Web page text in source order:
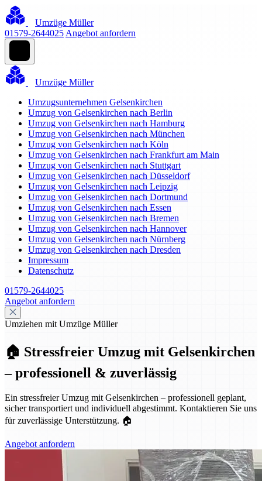
Umzüge Müller
01579-2644025 Angebot anfordern
Umzüge Müller
Umzugsunternehmen Gelsenkirchen
Umzug von Gelsenkirchen nach Berlin
Umzug von Gelsenkirchen nach Hamburg
Umzug von Gelsenkirchen nach München
Umzug von Gelsenkirchen nach Köln
Umzug von Gelsenkirchen nach Frankfurt am Main
Umzug von Gelsenkirchen nach Stuttgart
Umzug von Gelsenkirchen nach Düsseldorf
Umzug von Gelsenkirchen nach Leipzig
Umzug von Gelsenkirchen nach Dortmund
Umzug von Gelsenkirchen nach Essen
Umzug von Gelsenkirchen nach Bremen
Umzug von Gelsenkirchen nach Hannover
Umzug von Gelsenkirchen nach Nürnberg
Umzug von Gelsenkirchen nach Dresden
Impressum
Datenschutz
01579-2644025
Angebot anfordern
Umziehen mit Umzüge Müller
🏠 Stressfreier Umzug mit Gelsenkirchen
– professionell & zuverlässig
Ein stressfreier Umzug mit Gelsenkirchen – professionell geplant,
sicher transportiert und individuell abgestimmt. Kontaktieren Sie uns
für zuverlässige Unterstützung. 🏠
Angebot anfordern